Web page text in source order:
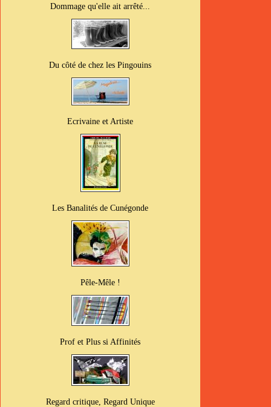
Dommage qu'elle ait arrêté...
Du côté de chez les Pingouins
Ecrivaine et Artiste
Les Banalités de Cunégonde
Pêle-Mêle !
Prof et Plus si Affinités
Regard critique, Regard Unique